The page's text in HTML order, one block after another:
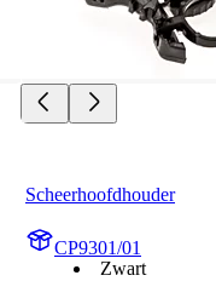
Scheerhoofdhouder
CP9301/01
Zwart